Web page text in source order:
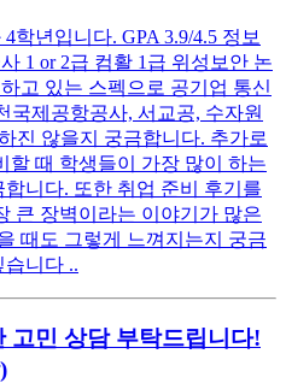
학년입니다. GPA 3.9/4.5 정보
1 or 2급 컴활 1급 위성보안 논
고 있는 스펙으로 공기업 통신
국제공항공사, 서교공, 수자원
진 않을지 궁금합니다. 추가로
할 때 학생들이 가장 많이 하는
니다. 또한 취업 준비 후기를
큰 장벽이라는 이야기가 많은
때도 그렇게 느껴지는지 궁금
습니다 ..
고민 상담 부탁드립니다!